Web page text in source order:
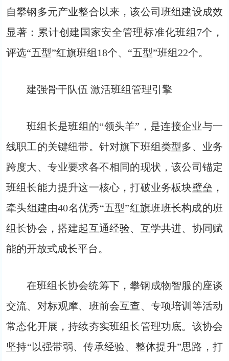
自攀钢多元产业整合以来，该公司班组建设成效
显著：累计创建国家安全管理标准化班组7个，
评选“五型”红旗班组18个、“五型”班组22个。
建强骨干队伍 激活班组管理引擎
班组长是班组的“领头羊”，是连接企业与一
线职工的关键纽带。针对旗下班组类型多、业务
跨度大、专业要求各不相同的现状，该公司锚定
班组长能力提升这一核心，打破业务板块壁垒，
牵头组建由40名优秀“五型”红旗班班长构成的班
组长协会，搭建起互通经验、互学共进、协同赋
能的开放式成长平台。
在班组长协会统筹下，攀钢成物智服的座谈
交流、对标观摩、班前会互查、专项培训等活动
常态化开展，持续夯实班组长管理功底。该协会
坚持“以强带弱、传承经验、整体提升”思路，打